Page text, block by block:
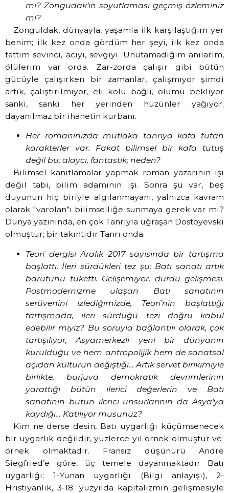
mi? Zongudak’ın soyutlaması geçmiş özleminiz
mi?
Zonguldak, dünyayla, yaşamla ilk karşılaştığım yer
benim; ilk kez onda gördüm her şeyi, ilk kez onda
tattım sevinci, acıyı, sevgiyi. Unutamadığım anılarım,
ölülerim var orda. Zar-zorda çalışır gibi bütün
gücüyle çalışırken bir zamanlar, çalışmıyor şimdi
artık, çalıştırılmıyor, eli kolu bağlı, ölümü bekliyor
sanki, sanki her yerinden hüzünler yağıyor;
dayanılmaz bir ihanetin kurbanı.
Her romanınızda mutlaka tanrıya kafa tutan
karakterler var. Fakat bilimsel bir kafa tutuş
değil bu; alaycı, fantastik; neden?
Bilimsel kanıtlamalar yapmak roman yazarının işi
değil tabi, bilim adamının işi. Sonra şu var, beş
duyunun hiç biriyle algılanmayanı, yalnızca kavram
olarak “varolan”ı bilimselliğe sunmaya gerek var mı?
Dünya yazınında, en çok Tanrıyla uğraşan Dostoyevski
olmuştur; bir takıntıdır Tanrı onda.
Teori dergisi Aralık 2017 sayısında bir tartışma
başlattı. İleri sürdükleri tez şu: Batı sanatı artık
barutunu tüketti. Gelişemiyor, durdu gelişmesi.
Postmodernizme ulaşan Batı sanatının
serüvenini izlediğimizde, Teori’nin başlattığı
tartışmada, ileri sürdüğü tezi doğru kabul
edebilir miyiz? Bu soruyla bağlantılı olarak, çok
tartışılıyor, Asyamerkezli yeni bir dünyanın
kurulduğu ve hem antropolijik hem de sanatsal
açıdan kültürün değiştiği… Artık servet birikimiyle
birlikte, burjuva demokratik devrimlerinin
yarattığı bütün ilerici değerlerin ve Batı
sanatının bütün ilerici unsurlarının da Asya’ya
kaydığı… Katılıyor musunuz?
Kim ne derse desin, Batı uygarlığı küçümsenecek
bir uygarlık değildir, yüzlerce yıl örnek olmuştur ve
örnek olmaktadır. Fransız düşünürü Andre
Siegfried’e göre, üç temele dayanmaktadır Batı
uygarlığı; 1-Yunan uygarlığı (Bilgi anlayışı), 2-
Hristiyanlık, 3-18. yüzyılda kapitalizmin gelişmesiyle